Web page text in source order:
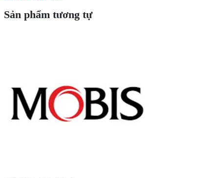
Sản phẩm tương tự